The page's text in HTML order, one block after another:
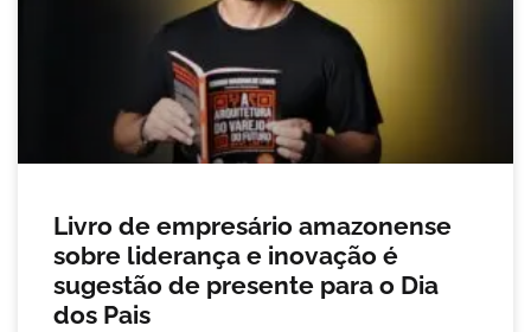
Livro de empresário amazonense
sobre liderança e inovação é
sugestão de presente para o Dia
dos Pais